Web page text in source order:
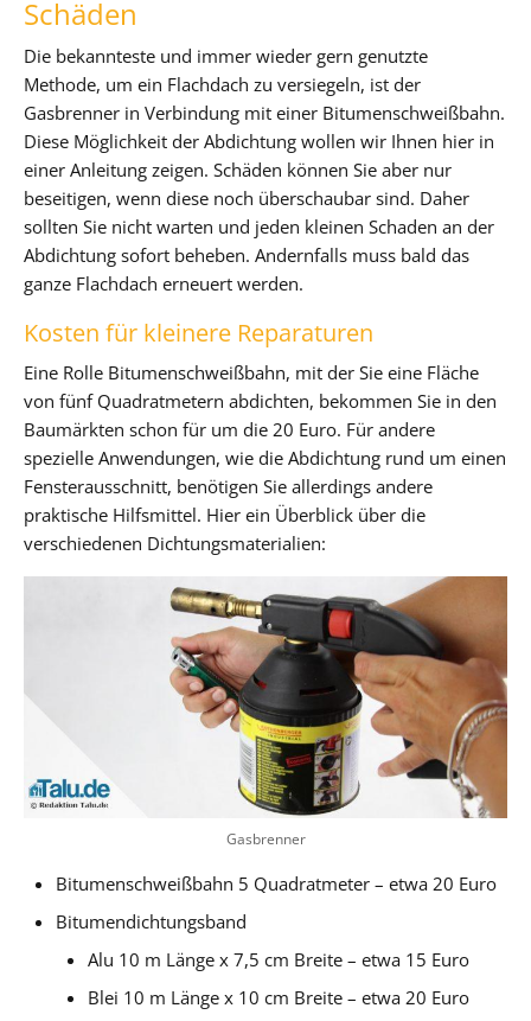
Schäden
Die bekannteste und immer wieder gern genutzte
Methode, um ein Flachdach zu versiegeln, ist der
Gasbrenner in Verbindung mit einer Bitumenschweißbahn.
Diese Möglichkeit der Abdichtung wollen wir Ihnen hier in
einer Anleitung zeigen. Schäden können Sie aber nur
beseitigen, wenn diese noch überschaubar sind. Daher
sollten Sie nicht warten und jeden kleinen Schaden an der
Abdichtung sofort beheben. Andernfalls muss bald das
ganze Flachdach erneuert werden.
Kosten für kleinere Reparaturen
Eine Rolle Bitumenschweißbahn, mit der Sie eine Fläche
von fünf Quadratmetern abdichten, bekommen Sie in den
Baumärkten schon für um die 20 Euro. Für andere
spezielle Anwendungen, wie die Abdichtung rund um einen
Fensterausschnitt, benötigen Sie allerdings andere
praktische Hilfsmittel. Hier ein Überblick über die
verschiedenen Dichtungsmaterialien:
Gasbrenner
Bitumenschweißbahn 5 Quadratmeter – etwa 20 Euro
Bitumendichtungsband
Alu 10 m Länge x 7,5 cm Breite – etwa 15 Euro
Blei 10 m Länge x 10 cm Breite – etwa 20 Euro